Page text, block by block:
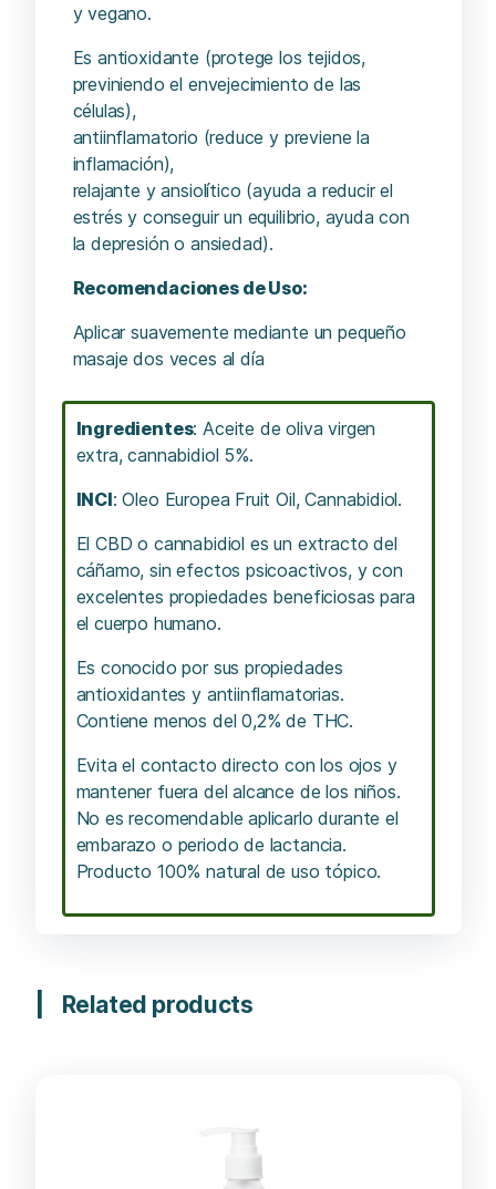
y vegano.
Es antioxidante (protege los tejidos,
previniendo el envejecimiento de las
células),
antiinflamatorio (reduce y previene la
inflamación),
relajante y ansiolítico (ayuda a reducir el
estrés y conseguir un equilibrio, ayuda con
la depresión o ansiedad).
Recomendaciones de Uso:
Aplicar suavemente mediante un pequeño
masaje dos veces al día
Ingredientes: Aceite de oliva virgen
extra, cannabidiol 5%.
INCI: Oleo Europea Fruit Oil, Cannabidiol.
El CBD o cannabidiol es un extracto del
cáñamo, sin efectos psicoactivos, y con
excelentes propiedades beneficiosas para
el cuerpo humano.
Es conocido por sus propiedades
antioxidantes y antiinflamatorias.
Contiene menos del 0,2% de THC.
Evita el contacto directo con los ojos y
mantener fuera del alcance de los niños.
No es recomendable aplicarlo durante el
embarazo o periodo de lactancia.
Producto 100% natural de uso tópico.
Related products